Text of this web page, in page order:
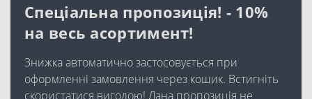
Спеціальна пропозиція! - 10%
на весь асортимент!
Знижка автоматично застосовується при
оформленні замовлення через кошик. Встигніть
скористатися вигодою! Дана пропозиція не